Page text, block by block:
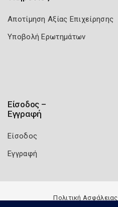
Αποτίμηση Αξίας Επιχείρησης
Υποβολή Ερωτημάτων
Είσοδος –
Εγγραφή
Είσοδος
Εγγραφή
Πολιτική Ασφάλειας